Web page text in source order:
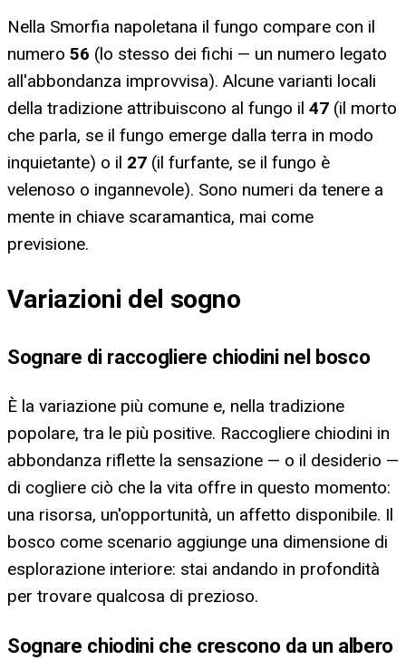
Nella Smorfia napoletana il fungo compare con il
numero 56 (lo stesso dei fichi — un numero legato
all'abbondanza improvvisa). Alcune varianti locali
della tradizione attribuiscono al fungo il 47 (il morto
che parla, se il fungo emerge dalla terra in modo
inquietante) o il 27 (il furfante, se il fungo è
velenoso o ingannevole). Sono numeri da tenere a
mente in chiave scaramantica, mai come
previsione.
Variazioni del sogno
Sognare di raccogliere chiodini nel bosco
È la variazione più comune e, nella tradizione
popolare, tra le più positive. Raccogliere chiodini in
abbondanza riflette la sensazione — o il desiderio —
di cogliere ciò che la vita offre in questo momento:
una risorsa, un'opportunità, un affetto disponibile. Il
bosco come scenario aggiunge una dimensione di
esplorazione interiore: stai andando in profondità
per trovare qualcosa di prezioso.
Sognare chiodini che crescono da un albero